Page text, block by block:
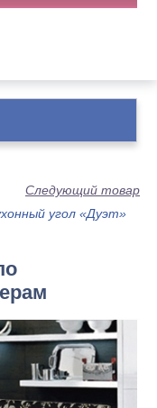
Следующий товар
угол «Дуэт»